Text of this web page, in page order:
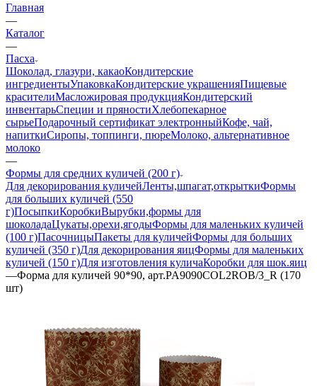
Главная
—
Каталог
—
Пасха
Шоколад, глазури, какаоКондитерские
ингредиентыУпаковкаКондитерские украшенияПищевые
красителиМасложировая продукцияКондитерский
инвентарьСпеции и пряностиХлебопекарное
сырьеПодарочный сертификат электронныйКофе, чай,
напиткиСиропы, топпинги, пюреМолоко, альтернативное
молоко
—
Формы для средних куличей (200 г)
Для декорирования куличейЛенты,шпагат,открыткиФормы
для больших куличей (550
г)ПосыпкиКоробкиВырубки,формы для
шоколадаЦукаты,орехи,ягодыФормы для маленьких куличей
(100 г)ПасочницыПакеты для куличейФормы для больших
куличей (350 г)Для декорирования яицФормы для маленьких
куличей (150 г)Для изготовления куличаКоробки для шок.яиц
—Форма для куличей 90*90, арт.PA9090COL2ROB/3_R (170
шт)